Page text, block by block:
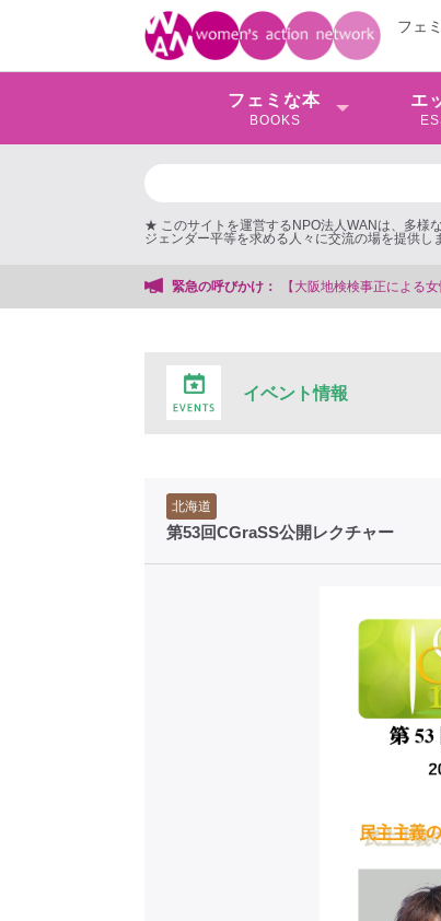
フェ
フェミな本
BOOKS
エ
★ このサイトを運営するNPO法人WANは、多様
ジェンダー平等を求める人々に交流の場を提供し
緊急の呼びかけ：
検検事正による女性検事への性的暴行事件】 ◆女性検事を支援する会事
イベント情報
北海道
第53回CGraSS公開レクチャー